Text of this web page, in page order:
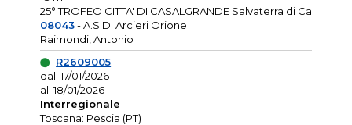
25° TROFEO CITTA' DI CASALGRANDE Salvaterra di Ca
08043- A.S.D. Arcieri Orione
Raimondi, Antonio
R2609005
dal: 17/01/2026
al: 18/01/2026
Interregionale
Toscana: Pescia (PT)